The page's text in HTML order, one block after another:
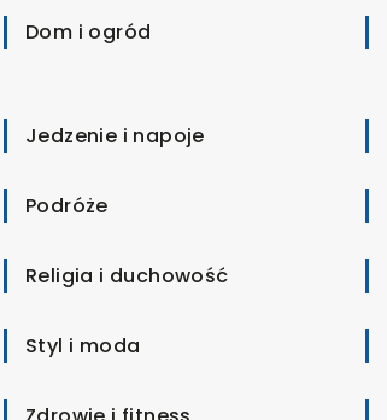
Dom i ogród
Jedzenie i napoje
Podróże
Religia i duchowość
Styl i moda